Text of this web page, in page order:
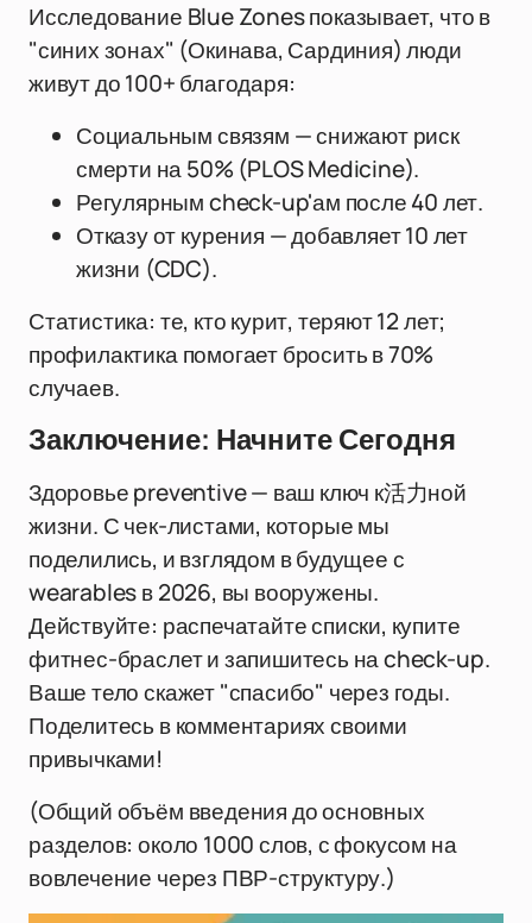
Исследование Blue Zones показывает, что в
"синих зонах" (Окинава, Сардиния) люди
живут до 100+ благодаря:
Социальным связям — снижают риск
смерти на 50% (PLOS Medicine).
Регулярным check-up'ам после 40 лет.
Отказу от курения — добавляет 10 лет
жизни (CDC).
Статистика: те, кто курит, теряют 12 лет;
профилактика помогает бросить в 70%
случаев.
Заключение: Начните Сегодня
Здоровье preventive — ваш ключ к活力ной
жизни. С чек-листами, которые мы
поделились, и взглядом в будущее с
wearables в 2026, вы вооружены.
Действуйте: распечатайте списки, купите
фитнес-браслет и запишитесь на check-up.
Ваше тело скажет "спасибо" через годы.
Поделитесь в комментариях своими
привычками!
(Общий объём введения до основных
разделов: около 1000 слов, с фокусом на
вовлечение через ПВР-структуру.)